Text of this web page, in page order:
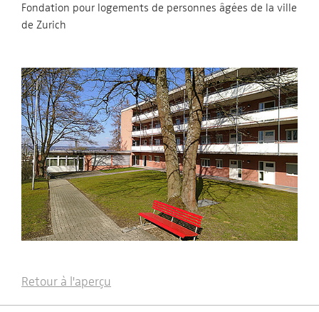
Fondation pour logements de personnes âgées de la ville
de Zurich
Retour à l'aperçu